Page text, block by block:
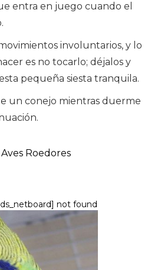
entra en juego cuando el
involuntarios, y lo
es no tocarlo; déjalos y
pequeña siesta tranquila.
un conejo mientras duerme
Aves Roedores
not found